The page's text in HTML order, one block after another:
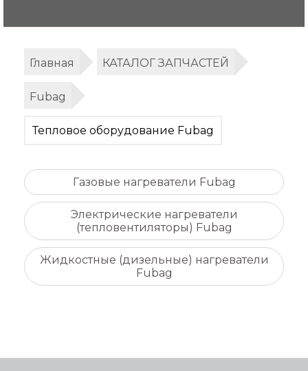
Главная КАТАЛОГ ЗАПЧАСТЕЙ
Fubag
Тепловое оборудование Fubag
Газовые нагреватели Fubag
Электрические нагреватели
(тепловентиляторы) Fubag
Жидкостные (дизельные) нагреватели
Fubag